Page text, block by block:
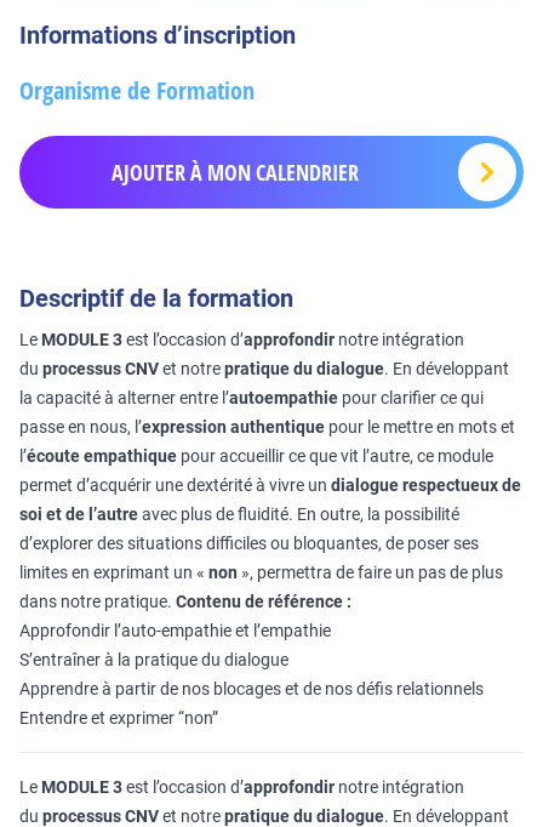
Informations d’inscription
Organisme de Formation
AJOUTER À MON CALENDRIER
Descriptif de la formation
Le MODULE 3est l’occasion d’approfondir notre intégration
du processus CNVet notrepratique du dialogue. En développant
la capacité à alterner entre l’autoempathie pour clarifier ce qui
passe en nous, l’expression authentique pour le mettre en mots et
l’écoute empathique pour accueillir ce que vit l’autre, ce module
permet d’acquérir une dextérité à vivre un dialogue respectueux de
soi et de l’autreavec plus de fluidité. En outre, la possibilité
d’explorer des situations difficiles ou bloquantes, de poser ses
limites en exprimant un « non », permettra de faire un pas de plus
dans notre pratique. Contenu de référence :
Approfondir l’auto-empathie et l’empathie
S’entraîner à la pratique du dialogue
Apprendre à partir de nos blocages et de nos défis relationnels
Entendre et exprimer “non”
Le MODULE 3est l’occasion d’approfondir notre intégration
du processus CNVet notrepratique du dialogue. En développant